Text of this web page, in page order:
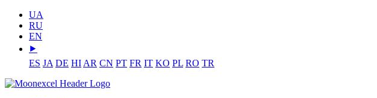
UA
RU
EN
⯈
ES JA DE HI AR CN PT FR IT KO PL RO TR